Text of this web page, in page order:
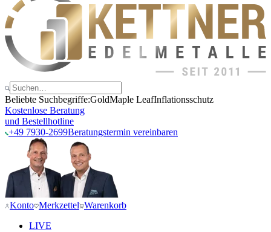
Beliebte Suchbegriffe:GoldMaple LeafInflationsschutz
Kostenlose Beratung
und Bestellhotline
+49 7930-2699Beratungstermin vereinbaren
Konto Merkzettel Warenkorb
LIVE